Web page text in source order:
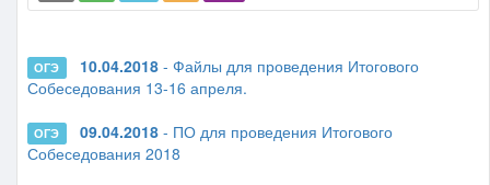
ОГЭ 10.04.2018- Файлы для проведения Итогового
Собеседования 13-16 апреля.
ОГЭ 09.04.2018- ПО для проведения Итогового
Собеседования 2018